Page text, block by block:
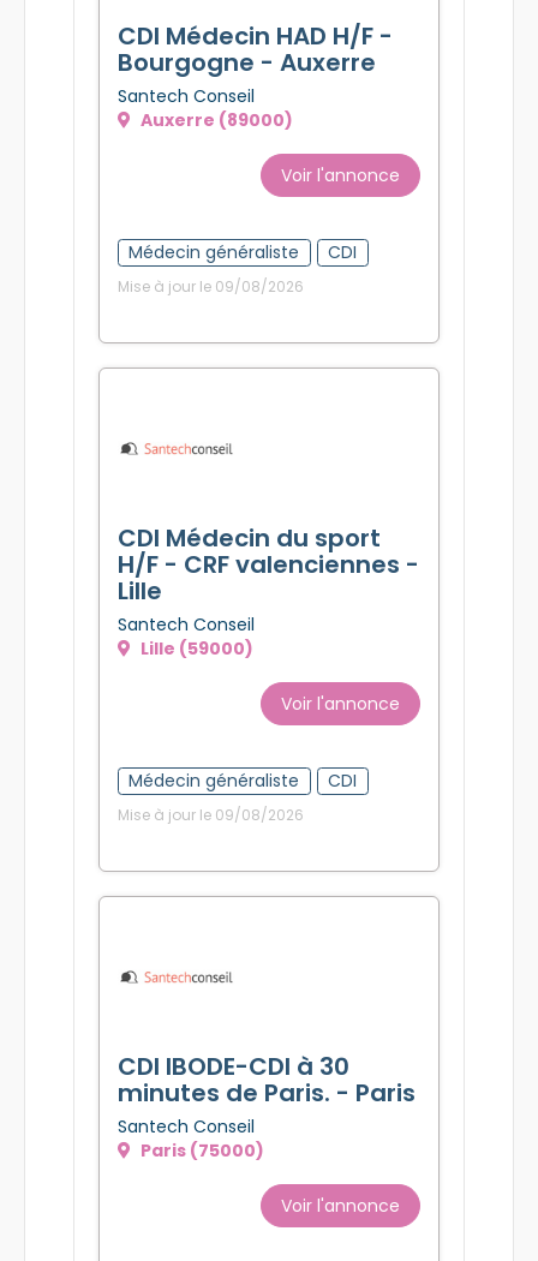
CDI Médecin HAD H/F -
Bourgogne - Auxerre
Santech Conseil
Auxerre (89000)
Voir l'annonce
Médecin généraliste CDI
Mise à jour le 09/08/2026
CDI Médecin du sport
H/F - CRF valenciennes -
Lille
Santech Conseil
Lille (59000)
Voir l'annonce
Médecin généraliste CDI
Mise à jour le 09/08/2026
CDI IBODE-CDI à 30
minutes de Paris. - Paris
Santech Conseil
Paris (75000)
Voir l'annonce